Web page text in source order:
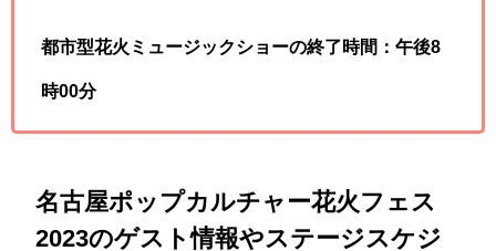
都市型花火ミュージックショーの終了時間：午後8
時00分
名古屋ポップカルチャー花火フェス
2023のゲスト情報やステージスケジ